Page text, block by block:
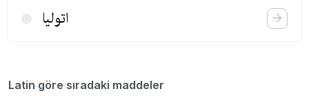
اتولیا
Latin göre sıradaki maddeler